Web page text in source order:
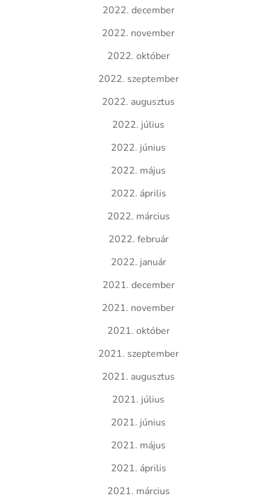
2022. december
2022. november
2022. október
2022. szeptember
2022. augusztus
2022. július
2022. június
2022. május
2022. április
2022. március
2022. február
2022. január
2021. december
2021. november
2021. október
2021. szeptember
2021. augusztus
2021. július
2021. június
2021. május
2021. április
2021. március